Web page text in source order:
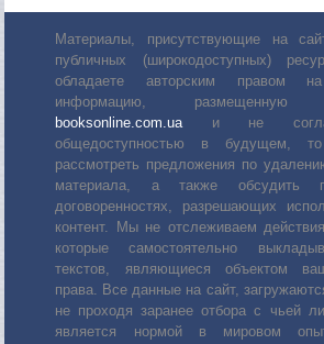
Материалы, присутствующие на
публичных (широкодоступных)
обладаете авторским правом
информацию,
booksonline.com.ua и не
общедоступностью в будущем,
рассмотреть предложения по
материала, а также обсудить
договоренностях, разрешающих
контент. Мы не отслеживаем
которые самостоятельно
текстов, являющиеся объектом
права. Все данные на сайт,
не проходя заранее отбора с чьей
является нормой в мировом